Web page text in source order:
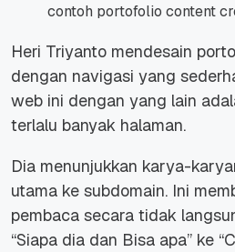
contoh portofolio content
Heri Triyanto mendesain
dengan navigasi yang
web ini dengan yang lain
terlalu banyak halaman.
Dia menunjukkan karya-
utama ke subdomain. Ini
pembaca secara tidak
“Siapa dia dan Bisa apa” ke